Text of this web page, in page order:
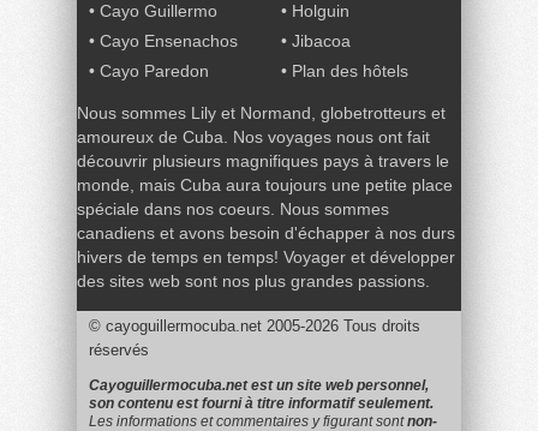
• Cayo Guillermo
• Cayo Ensenachos
• Cayo Paredon
• Holguin
• Jibacoa
• Plan des hôtels
Nous sommes Lily et Normand, globetrotteurs et
amoureux de Cuba. Nos voyages nous ont fait
découvrir plusieurs magnifiques pays à travers le
monde, mais Cuba aura toujours une petite place
spéciale dans nos coeurs. Nous sommes
canadiens et avons besoin d'échapper à nos durs
hivers de temps en temps! Voyager et développer
des sites web sont nos plus grandes passions.
© cayoguillermocuba.net 2005-2026 Tous droits
réservés
Signet
| Plan du site
Cayoguillermocuba.net est un site web personnel,
son contenu est fourni à titre informatif seulement.
Les informations et commentaires y figurant sontnon-